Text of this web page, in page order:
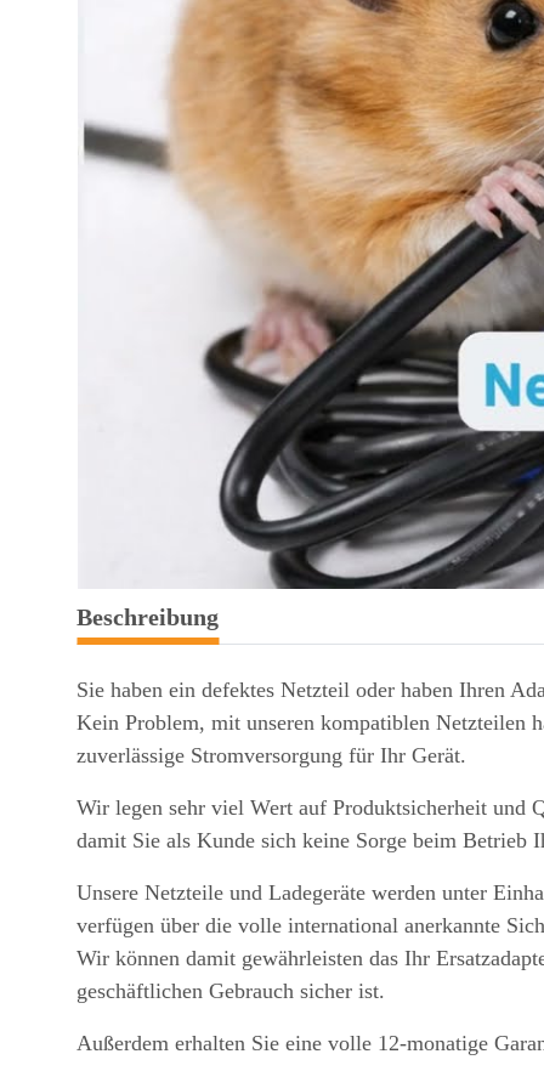
weitere Registerkarten anzeigen
Beschreibung
Sie haben ein defektes Netzteil oder haben Ihren
Kein Problem, mit unseren kompatiblen Netzteilen
zuverlässige Stromversorgung für Ihr Gerät.
Wir legen sehr viel Wert auf Produktsicherheit und
damit Sie als Kunde sich keine Sorge beim Betrieb
Unsere Netzteile und Ladegeräte werden unter
verfügen über die volle international anerkannte
Wir können damit gewährleisten das Ihr
geschäftlichen Gebrauch sicher ist.
Außerdem erhalten Sie eine volle 12-monatige